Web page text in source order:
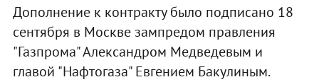
Дополнение к контракту было подписано 18
сентября в Москве зампредом правления
"Газпрома" Александром Медведевым и
главой "Нафтогаза" Евгением Бакулиным.